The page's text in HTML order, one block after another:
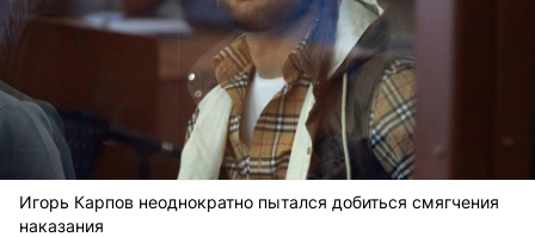
Игорь Карпов неоднократно пытался добиться смягчения
наказания